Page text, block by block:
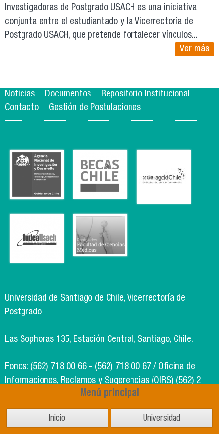
Menú principal
Inicio Universidad
Investigadoras de Postgrado USACH es una iniciativa
conjunta entre el estudiantado y la Vicerrectoría de
Postgrado USACH, que pretende fortalecer vínculos...
Ver más
Noticias Documentos
Repositorio Institucional
Contacto
Gestión de Postulaciones
Universidad de Santiago de Chile, Vicerrectoría de
Postgrado
Las Sophoras 135, Estación Central, Santiago, Chile.
Fonos: (562) 718 00 66 - (562) 718 00 67 / Oficina de
Informaciones, Reclamos y Sugerencias (OIRS) (562) 2
Soporte Informático Segic: (562) 718 02 25